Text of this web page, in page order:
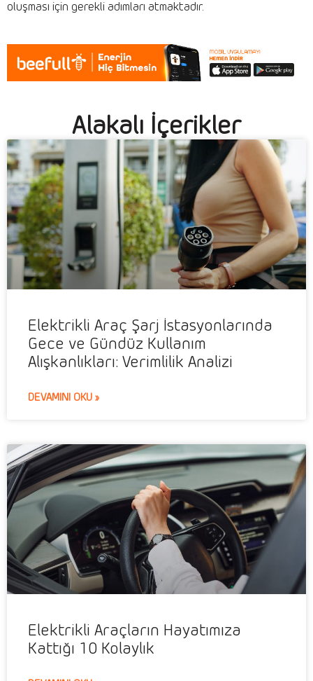
oluşması için gerekli adımları atmaktadır.
Alakalı İçerikler
Elektrikli Araç Şarj İstasyonlarında
Gece ve Gündüz Kullanım
Alışkanlıkları: Verimlilik Analizi
DEVAMINI OKU »
Elektrikli Araçların Hayatımıza
Kattığı 10 Kolaylık